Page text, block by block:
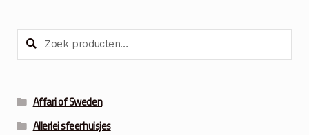
Zoeken
naar:
Zoeken
Affari of Sweden
Allerlei sfeerhuisjes